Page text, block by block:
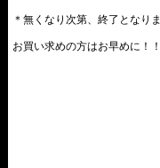
＊無くなり次第、終了となりま
お買い求めの方はお早めに！！